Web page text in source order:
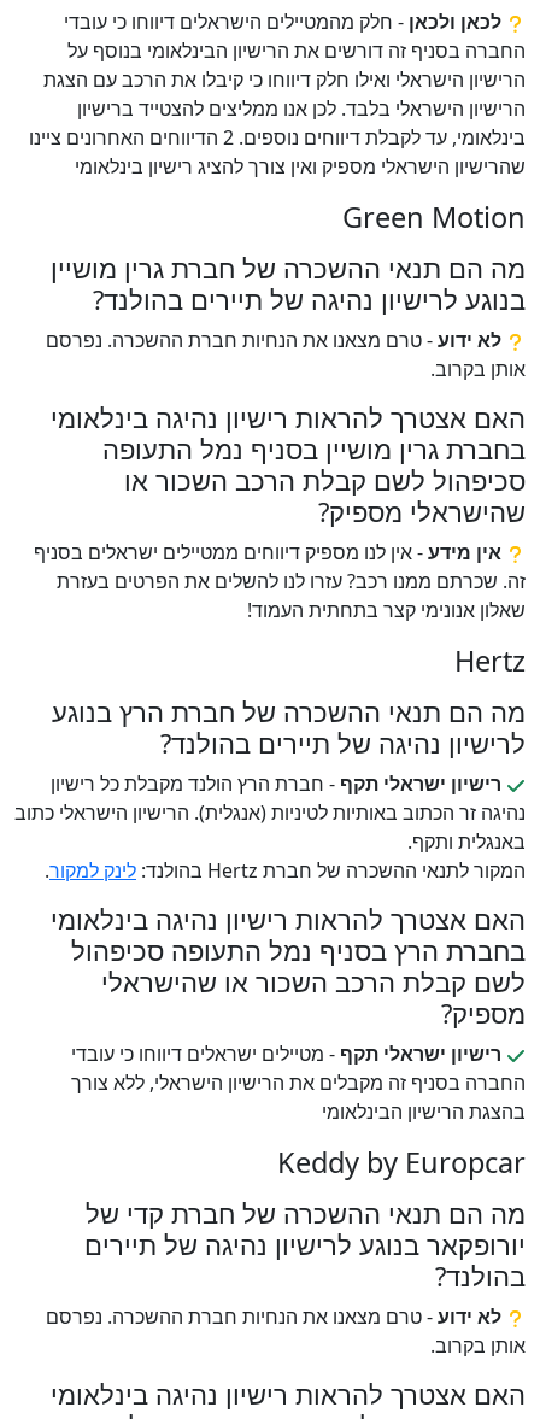
לכאן ולכאן - חלק מהמטיילים הישראלים דיווחו כי עובדי
החברה בסניף זה דורשים את הרישיון הבינלאומי בנוסף על
הרישיון הישראלי ואילו חלק דיווחו כי קיבלו את הרכב עם הצגת
הרישיון הישראלי בלבד. לכן אנו ממליצים להצטייד ברישיון
בינלאומי, עד לקבלת דיווחים נוספים. 2 הדיווחים האחרונים ציינו
שהרישיון הישראלי מספיק ואין צורך להציג רישיון בינלאומי
Green Motion
מה הם תנאי ההשכרה של חברת גרין מושיין
בנוגע לרישיון נהיגה של תיירים בהולנד?
לא ידוע- טרם מצאנו את הנחיות חברת ההשכרה. נפרסם
אותן בקרוב.
האם אצטרך להראות רישיון נהיגה בינלאומי
בחברת גרין מושיין בסניף נמל התעופה
סכיפהול לשם קבלת הרכב השכור או
שהישראלי מספיק?
אין מידע- אין לנו מספיק דיווחים ממטיילים ישראלים בסניף
זה. שכרתם ממנו רכב? עזרו לנו להשלים את הפרטים בעזרת
שאלון אנונימי קצר בתחתית העמוד!
Hertz
מה הם תנאי ההשכרה של חברת הרץ בנוגע
לרישיון נהיגה של תיירים בהולנד?
רישיון ישראלי תקף - חברת הרץ הולנד מקבלת כל רישיון
נהיגה זר הכתוב באותיות לטיניות (אנגלית). הרישיון הישראלי כתוב
באנגלית ותקף.
המקור לתנאי ההשכרה של חברת Hertz בהולנד:
לינק למקור.
האם אצטרך להראות רישיון נהיגה בינלאומי
בחברת הרץ בסניף נמל התעופה סכיפהול
לשם קבלת הרכב השכור או שהישראלי
מספיק?
רישיון ישראלי תקף - מטיילים ישראלים דיווחו כי עובדי
החברה בסניף זה מקבלים את הרישיון הישראלי, ללא צורך
בהצגת הרישיון הבינלאומי
Keddy by Europcar
מה הם תנאי ההשכרה של חברת קדי של
יורופקאר בנוגע לרישיון נהיגה של תיירים
בהולנד?
לא ידוע- טרם מצאנו את הנחיות חברת ההשכרה. נפרסם
אותן בקרוב.
האם אצטרך להראות רישיון נהיגה בינלאומי